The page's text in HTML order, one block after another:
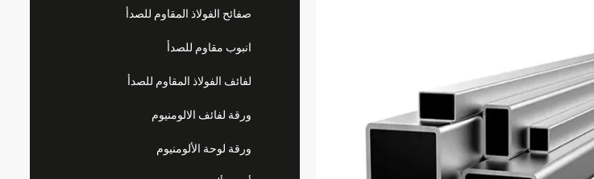
صفائح الفولاذ المقاوم للصدأ
انبوب مقاوم للصدأ
لفائف الفولاذ المقاوم للصدأ
ورقة لفائف الالومنيوم
ورقة لوحة الألومنيوم